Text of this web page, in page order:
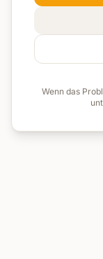
Wenn das